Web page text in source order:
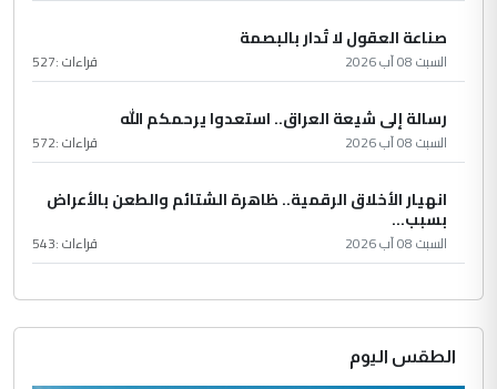
صناعة العقول لا تُدار بالبصمة
السبت 08 آب 2026 قراءات :527
رسالة إلى شيعة العراق.. استعدوا يرحمكم الله
السبت 08 آب 2026 قراءات :572
انهيار الأخلاق الرقمية.. ظاهرة الشتائم والطعن بالأعراض
بسبب...
السبت 08 آب 2026 قراءات :543
الطقس اليوم